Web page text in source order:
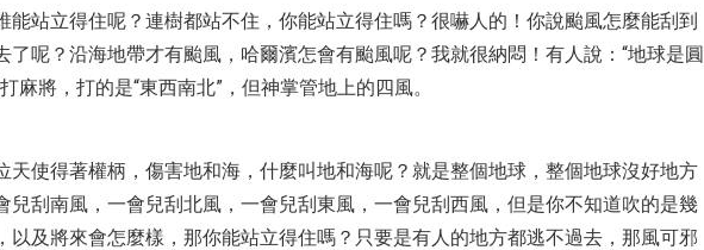
能站立得住呢？連樹都站不住，你能站立得住嗎？很嚇人的！你說颱風怎麼能刮到
了呢？沿海地帶才有颱風，哈爾濱怎會有颱風呢？我就很納悶！有人說：“地球是圓
麻將，打的是“東西南北”，但神掌管地上的四風。
天使得著權柄，傷害地和海，什麼叫地和海呢？就是整個地球，整個地球沒好地方
兒刮南風，一會兒刮北風，一會兒刮東風，一會兒刮西風，但是你不知道吹的是幾
以及將來會怎麼樣，那你能站立得住嗎？只要是有人的地方都逃不過去，那風可邪